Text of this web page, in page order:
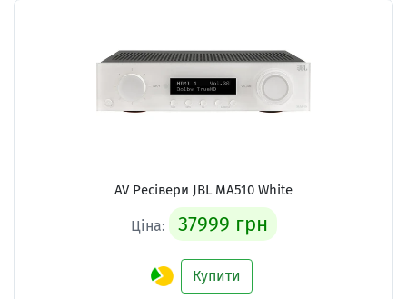
AV Ресівери JBL MA510 White
Ціна: 37999 грн
Купити